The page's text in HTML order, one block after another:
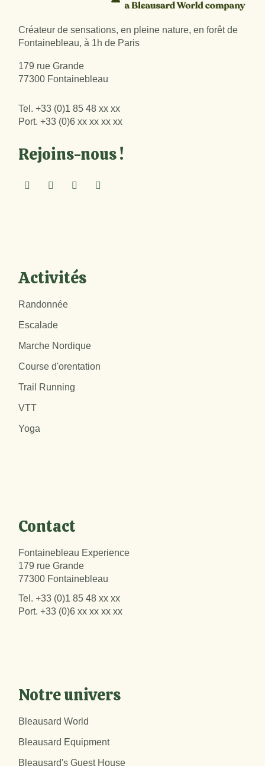
Créateur de sensations, en pleine nature, en forêt de
Fontainebleau, à 1h de Paris
179 rue Grande
77300 Fontainebleau
Tel.+33 (0)1 85 48 xx xx
Port.+33 (0)6 xx xx xx xx
Rejoins-nous !
Activités
Randonnée
Escalade
Marche Nordique
Course d'orentation
Trail Running
VTT
Yoga
Contact
Fontainebleau Experience
179 rue Grande
77300 Fontainebleau
Tel.+33 (0)1 85 48 xx xx
Port.+33 (0)6 xx xx xx xx
Notre univers
Bleausard World
Bleausard Equipment
Bleausard's Guest House